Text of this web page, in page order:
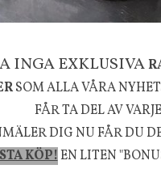
Till
INGA EXKLUSIVA
SOM ALLA VÅRA
FÅR TA DEL AV
DIG NU FÅR DU
KÖP!EN LITEN